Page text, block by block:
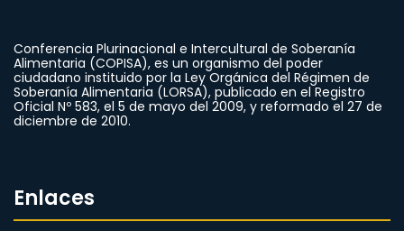
Conferencia Plurinacional e Intercultural de Soberanía
Alimentaria (COPISA), es un organismo del poder
ciudadano instituido por la Ley Orgánica del Régimen de
Soberanía Alimentaria (LORSA), publicado en el Registro
Oficial Nº 583, el 5 de mayo del 2009, y reformado el 27 de
diciembre de 2010.
Enlaces